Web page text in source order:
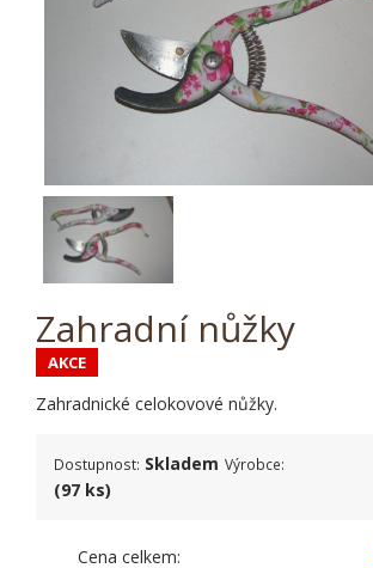
Zahradní nůžky
AKCE
Zahradnické celokovové nůžky.
Dostupnost: Skladem
(97 ks)
Výrobce:
Cena celkem: